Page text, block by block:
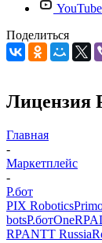
YouTube
Поделиться
Лицензия
Главная
-
Маркетплейс
-
Р.бот
PIX Robotics
botsР.ботOneRPA
RPANTT Russia